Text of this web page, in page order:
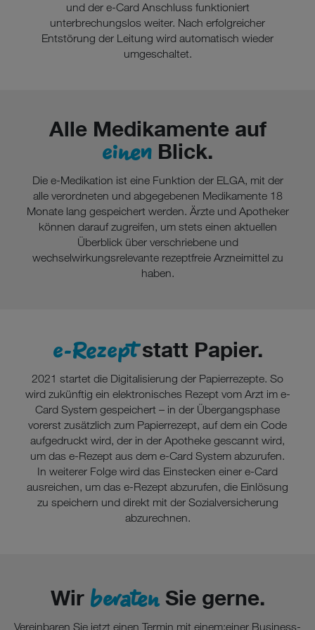
und der e-Card Anschluss funktioniert
unterbrechungslos weiter. Nach erfolgreicher
Entstörung der Leitung wird automatisch wieder
umgeschaltet.
Alle Medikamente auf
einen Blick.
Die e-Medikation ist eine Funktion der ELGA, mit der
alle verordneten und abgegebenen Medikamente 18
Monate lang gespeichert werden. Ärzte und Apotheker
können darauf zugreifen, um stets einen aktuellen
Überblick über verschriebene und
wechselwirkungsrelevante rezeptfreie Arzneimittel zu
haben.
e-Rezeptstatt Papier.
2021 startet die Digitalisierung der Papierrezepte. So
wird zukünftig ein elektronisches Rezept vom Arzt im e-
Card System gespeichert – in der Übergangsphase
vorerst zusätzlich zum Papierrezept, auf dem ein Code
aufgedruckt wird, der in der Apotheke gescannt wird,
um das e-Rezept aus dem e-Card System abzurufen.
In weiterer Folge wird das Einstecken einer e-Card
ausreichen, um das e-Rezept abzurufen, die Einlösung
zu speichern und direkt mit der Sozialversicherung
abzurechnen.
Wir beratenSie gerne.
Vereinbaren Sie jetzt einen Termin mit einem:einer Business-
Datenschutzniveau wie in der Europäischen Union aufweisen
(z.B. Data Privacy Framework), werden wie europäische
Unternehmen behandelt.